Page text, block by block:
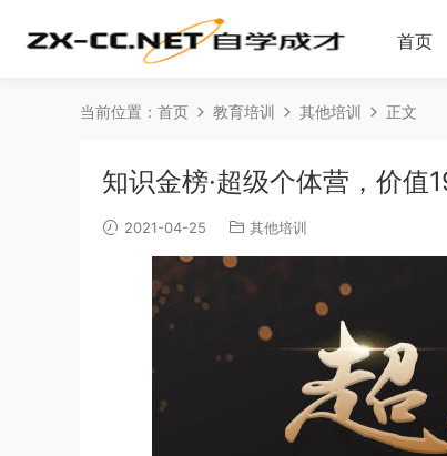
首页
当前位置： 首页 教育培训 其他培训 正文
知识金榜·超级个体营，价值
2021-04-25 其他培训